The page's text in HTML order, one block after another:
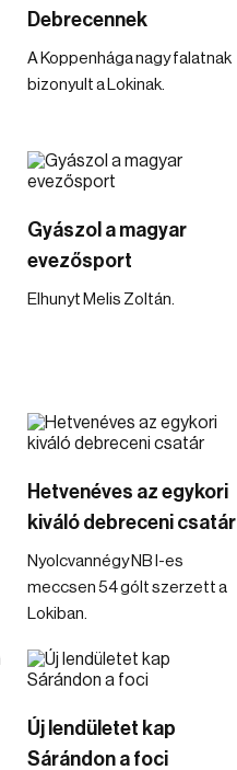
Debrecennek
A Koppenhága nagy falatnak
bizonyult a Lokinak.
Gyászol a magyar
evezősport
Elhunyt Melis Zoltán.
Hetvenéves az egykori
kiváló debreceni csatár
Nyolcvannégy NB I-es
meccsen 54 gólt szerzett a
Lokiban.
Új lendületet kap
Sárándon a foci